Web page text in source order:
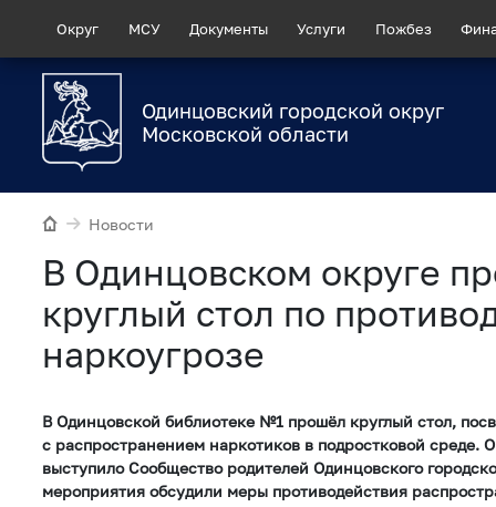
Округ МСУ Документы Услуги Пожбез
Одинцовский городской округ
Московской области
Новости
В Одинцовском округе
круглый стол по
наркоугрозе
В Одинцовской библиотеке №1 прошёл круглый стол,
с распространением наркотиков в подростковой среде.
выступило Сообщество родителей Одинцовского
мероприятия обсудили меры противодействия